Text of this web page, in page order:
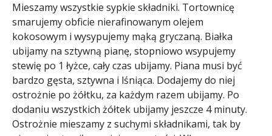
Mieszamy wszystkie sypkie składniki. Tortownicę
smarujemy obficie nierafinowanym olejem
kokosowym i wysypujemy mąką gryczaną. Białka
ubijamy na sztywną pianę, stopniowo wsypujemy
stewię po 1 łyżce, cały czas ubijamy. Piana musi być
bardzo gęsta, sztywna i lśniąca. Dodajemy do niej
ostrożnie po żółtku, za każdym razem ubijamy. Po
dodaniu wszystkich żółtek ubijamy jeszcze 4 minuty.
Ostrożnie mieszamy z suchymi składnikami, tak by